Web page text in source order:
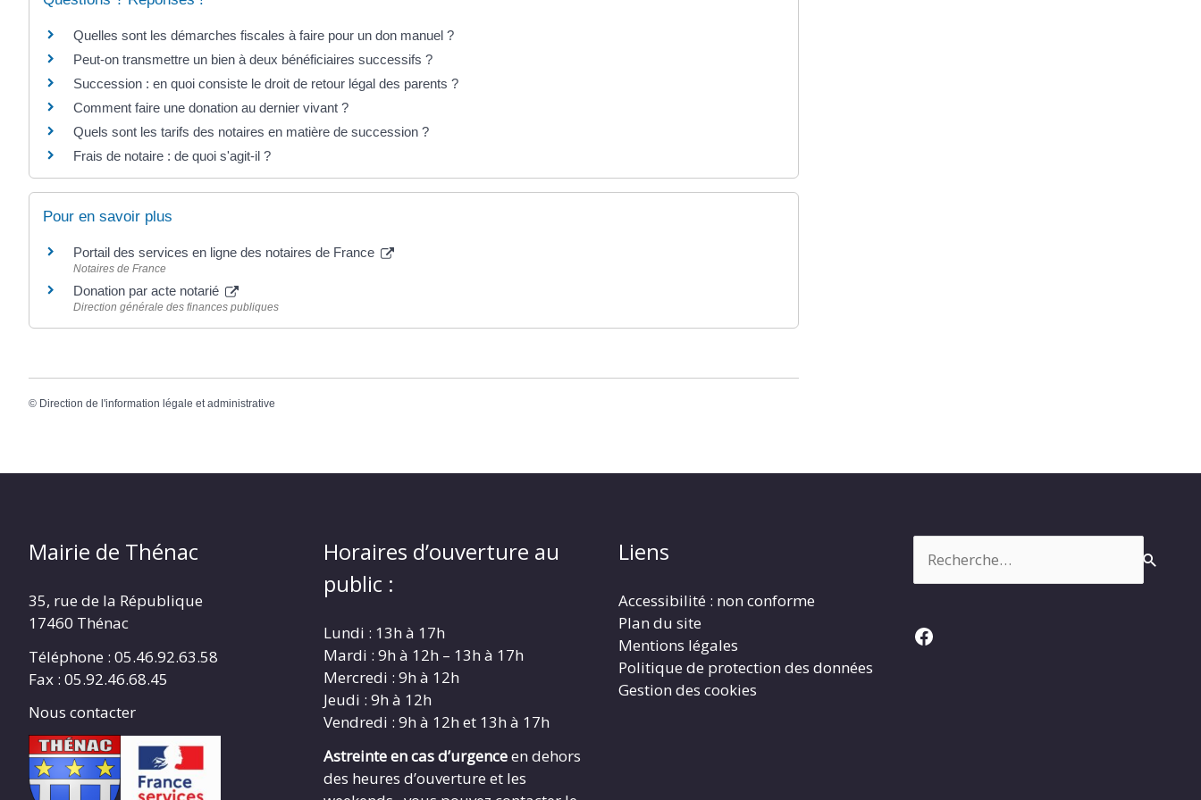
Quelles sont les démarches fiscales à faire pour un don manuel ?
Peut-on transmettre un bien à deux bénéficiaires successifs ?
Succession : en quoi consiste le droit de retour légal des parents ?
Comment faire une donation au dernier vivant ?
Quels sont les tarifs des notaires en matière de succession ?
Frais de notaire : de quoi s'agit-il ?
Pour en savoir plus
Portail des services en ligne des notaires de France
Notaires de France
Donation par acte notarié
Direction générale des finances publiques
© Direction de l'information légale et administrative
Mairie de Thénac
35, rue de la République
17460 Thénac
Téléphone : 05.46.92.63.58
Fax : 05.92.46.68.45
Nous contacter
Horaires d’ouverture au
public :
Lundi : 13h à 17h
Mardi : 9h à 12h – 13h à 17h
Mercredi : 9h à 12h
Jeudi : 9h à 12h
Vendredi : 9h à 12h et 13h à 17h
Astreinte en cas d’urgenceen dehors
des heures d’ouverture et les
Liens
Accessibilité : non conforme
Plan du site
Mentions légales
Politique de protection des données
Gestion des cookies
Facebook